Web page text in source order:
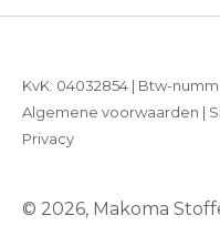
© 2026, Makoma
KvK: 04032854 | Btw-
Algemene voorwaarden |
Privacy